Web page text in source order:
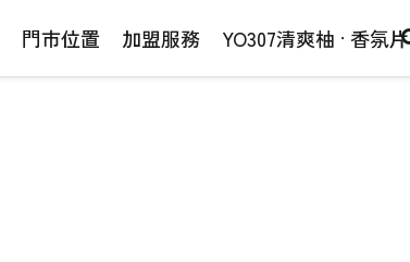
門市位置 加盟服務 YO307清爽柚 · 香氛片